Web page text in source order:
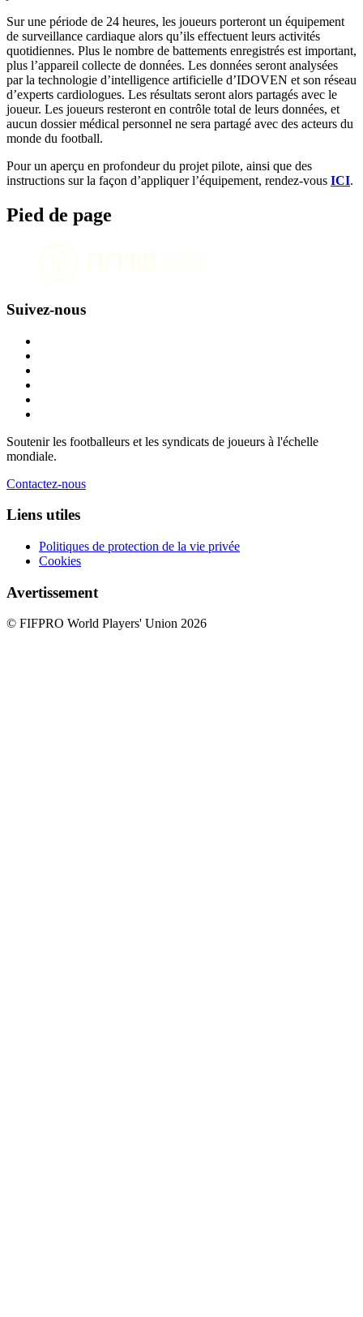
Sur une période de 24 heures, les joueurs porteront un équipement
de surveillance cardiaque alors qu’ils effectuent leurs activités
quotidiennes. Plus le nombre de battements enregistrés est important,
plus l’appareil collecte de données. Les données seront analysées
par la technologie d’intelligence artificielle d’IDOVEN et son réseau
d’experts cardiologues. Les résultats seront alors partagés avec le
joueur. Les joueurs resteront en contrôle total de leurs données, et
aucun dossier médical personnel ne sera partagé avec des acteurs du
monde du football.
Pour un aperçu en profondeur du projet pilote, ainsi que des
instructions sur la façon d’appliquer l’équipement, rendez-vous ICI.
Pied de page
Suivez-nous
Soutenir les footballeurs et les syndicats de joueurs à l'échelle
mondiale.
Contactez-nous
Liens utiles
Politiques de protection de la vie privée
Cookies
Avertissement
© FIFPRO World Players' Union 2026